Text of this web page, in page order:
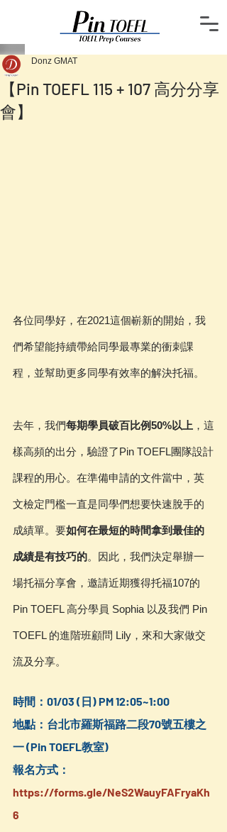
【Pin TOEFL 115 + 107 高分分享
會】
Donz GMAT
各位同學好，在2021這個嶄新的開始，我
們希望能持續帶給同學最專業的衝刺課
程，並幫助更多同學有效率的解決托福。
去年，我們每期學員破百比例50%以上 ，這
樣高頻的出分，驗證了Pin TOEFL團隊設計
課程的用心。在準備申請的文件當中，英
文檢定門檻一直是同學們想要快速脫手的
成績單。要如何在最短的時間拿到最佳的
成績是有技巧的。因此，我們決定舉辦一
場托福分享會，邀請近期獲得托福107的
Pin TOEFL 高分學員 Sophia 以及我們 Pin
TOEFL 的進階班顧問 Lily，來和大家做交
流及分享。
時間：01/03 (日) PM 12:05~1:00
地點：台北市羅斯福路二段70號五樓之
一 (Pin TOEFL教室)
報名方式：
https://forms.gle/NeS2WauyFAFryaKh
6